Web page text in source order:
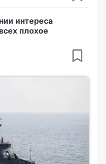
интереса
плохое